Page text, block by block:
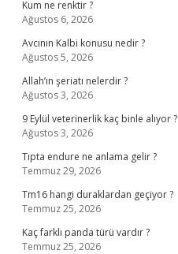
Kum ne renktir ?
Ağustos 6, 2026
Avcının Kalbi konusu nedir ?
Ağustos 5, 2026
Allah’ın şeriatı nelerdir ?
Ağustos 3, 2026
9 Eylül veterinerlik kaç binle alıyor ?
Ağustos 3, 2026
Tıpta endure ne anlama gelir ?
Temmuz 29, 2026
Tm16 hangi duraklardan geçiyor ?
Temmuz 25, 2026
Kaç farklı panda türü vardır ?
Temmuz 25, 2026